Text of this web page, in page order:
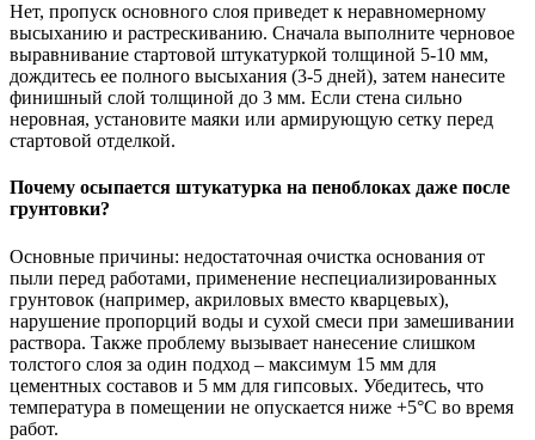
Нет, пропуск основного слоя приведет к неравномерному
высыханию и растрескиванию. Сначала выполните черновое
выравнивание стартовой штукатуркой толщиной 5-10 мм,
дождитесь ее полного высыхания (3-5 дней), затем нанесите
финишный слой толщиной до 3 мм. Если стена сильно
неровная, установите маяки или армирующую сетку перед
стартовой отделкой.
Почему осыпается штукатурка на пеноблоках даже после
грунтовки?
Основные причины: недостаточная очистка основания от
пыли перед работами, применение неспециализированных
грунтовок (например, акриловых вместо кварцевых),
нарушение пропорций воды и сухой смеси при замешивании
раствора. Также проблему вызывает нанесение слишком
толстого слоя за один подход – максимум 15 мм для
цементных составов и 5 мм для гипсовых. Убедитесь, что
температура в помещении не опускается ниже +5°C во время
работ.